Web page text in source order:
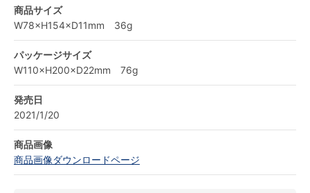
商品サイズ
W78×H154×D11mm 36g
パッケージサイズ
W110×H200×D22mm 76g
発売日
2021/1/20
商品画像
商品画像ダウンロードページ